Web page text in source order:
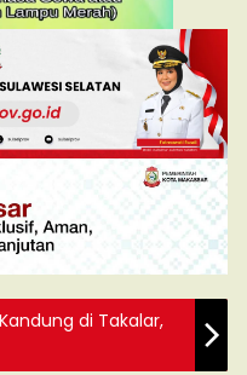
di Takalar,